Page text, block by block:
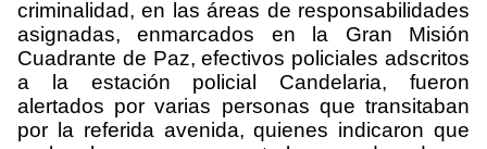
criminalidad, en las áreas de responsabilidades
asignadas, enmarcados en la Gran Misión
Cuadrante de Paz, efectivos policiales adscritos
a la estación policial Candelaria, fueron
alertados por varias personas que transitaban
por la referida avenida, quienes indicaron que